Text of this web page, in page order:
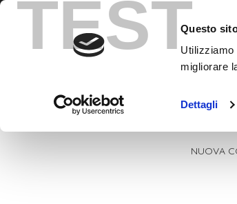
TESTQuesto
Utilizziamo
migliorare
Dettagli
Contatti +393780862799
NUOVA